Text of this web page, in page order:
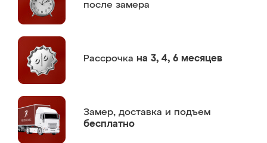
после замера
Рассрочка на 3, 4, 6 месяцев
Замер, доставка и подъем
бесплатно